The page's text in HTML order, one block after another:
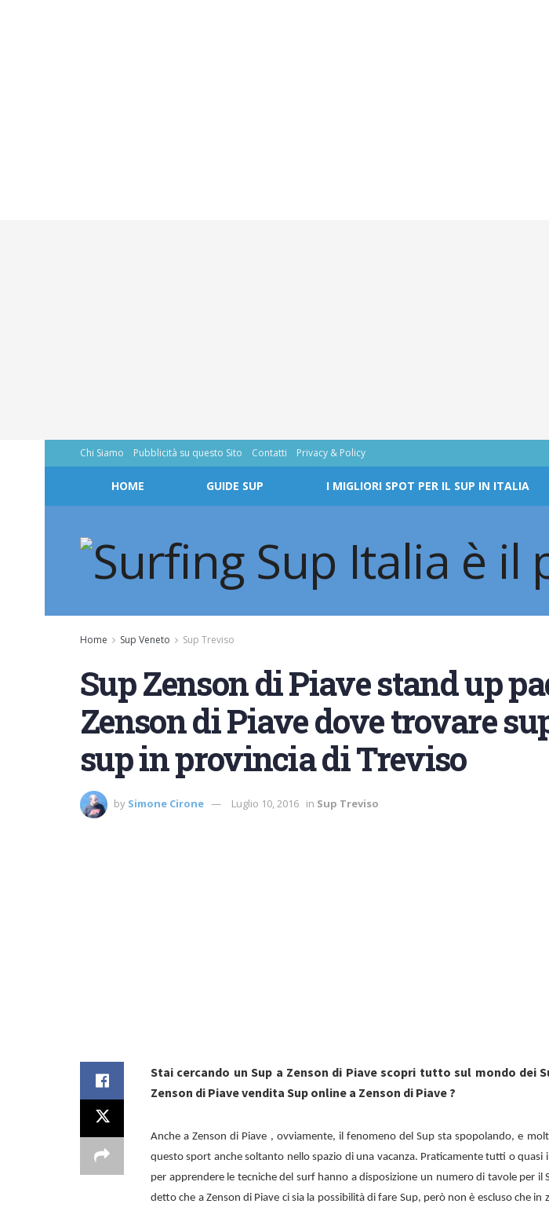
Chi Siamo Pubblicità su questo Sito Contatti Privacy & Policy
HOME GUIDE SUP I MIGLIORI SPOT PER IL SUP IN ITALIA
Home Sup Veneto Sup Treviso
Sup Zenson di Piave stand up
Zenson di Piave dove trovare
sup in provincia di Treviso
by Simone Cirone Luglio 10, 2016 in Sup Treviso
Stai cercando un Sup a Zenson di Piave scopri tutto sul mondo dei
Zenson di Piave vendita Sup online a Zenson di Piave ?
Anche aZenson di Piave , ovviamente, il fenomeno del Sup sta spopolando, e
questo sport anche soltanto nello spazio di una vacanza. Praticamente tutti o quasi
per apprendere le tecniche del surf hanno a disposizione un numero di tavole per il
detto che a Zenson di Piave ci sia la possibilità di fare Sup, però non è escluso che in